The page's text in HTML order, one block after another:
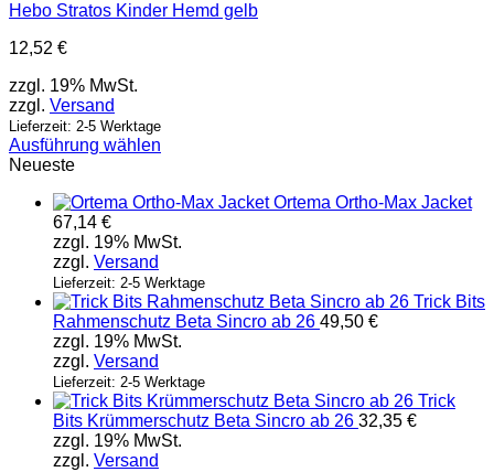
Hebo Stratos Kinder Hemd gelb
12,52 €
zzgl. 19% MwSt.
zzgl. Versand
Lieferzeit: 2-5 Werktage
Ausführung wählen
Dieses
weist
mehrere
Varianten
Optionen
können
Produktseite
gewählt
werden
Neueste
Ortema Ortho-Max Jacket
67,14 €
zzgl. 19% MwSt.
zzgl. Versand
Lieferzeit: 2-5 Werktage
Trick Bits
Rahmenschutz Beta Sincro ab 26 49,50 €
zzgl. 19% MwSt.
zzgl. Versand
Lieferzeit: 2-5 Werktage
Trick
Bits Krümmerschutz Beta Sincro ab 26 32,35 €
zzgl. 19% MwSt.
zzgl. Versand